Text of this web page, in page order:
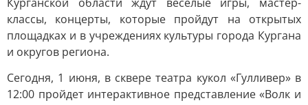
классы, концерты, которые пройдут на открытых
площадках и в учреждениях культуры города Кургана
и округов региона.
Сегодня, 1 июня, в сквере театра кукол «Гулливер» в
12:00 пройдет интерактивное представление «Волк и